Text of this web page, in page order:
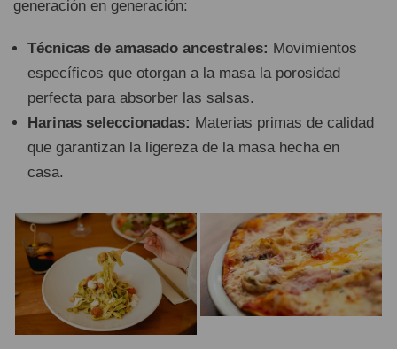
generación en generación:
Técnicas de amasado ancestrales: Movimientos
específicos que otorgan a la masa la porosidad
perfecta para absorber las salsas.
Harinas seleccionadas: Materias primas de calidad
que garantizan la ligereza de la masa hecha en
casa.